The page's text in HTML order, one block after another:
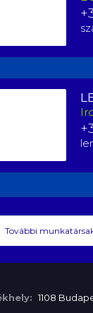
További
1108